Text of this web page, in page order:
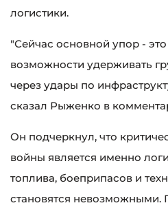
логистики.
"Сейчас основной упор -
возможности удерживать
через удары по
сказал Рыженко в
Он подчеркнул, что
войны является именно
топлива, боеприпасов и
становятся невозможными.